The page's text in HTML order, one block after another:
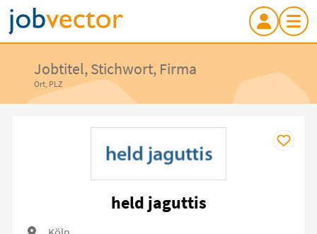
Jobtitel, Stichwort, Firma
Ort, PLZ
held jaguttis